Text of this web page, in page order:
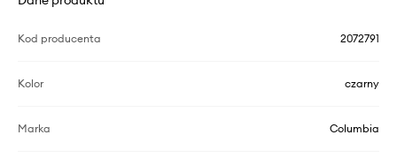
Kod producenta 2072791
Kolor czarny
Marka Columbia